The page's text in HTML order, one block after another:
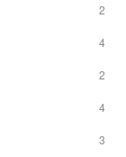
2
4
2
4
3